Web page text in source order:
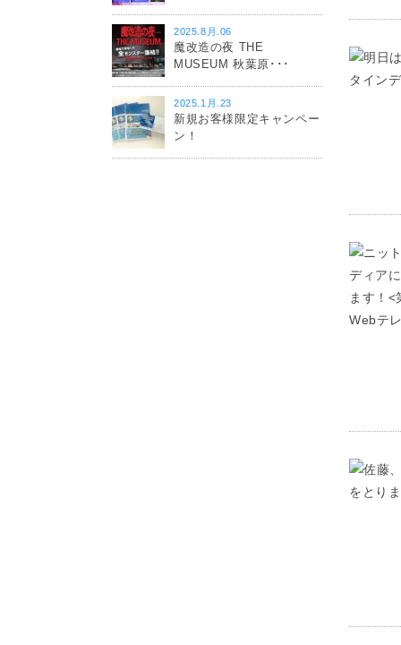
2025.8月.06
魔改造の夜 THE
MUSEUM 秋葉原･･･
2025.1月.23
新規お客様限定キャンペー
ン！